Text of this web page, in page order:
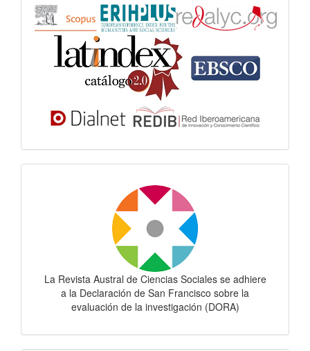
La Revista Austral de Ciencias Sociales se adhiere
a la Declaración de San Francisco sobre la
evaluación de la investigación (DORA)